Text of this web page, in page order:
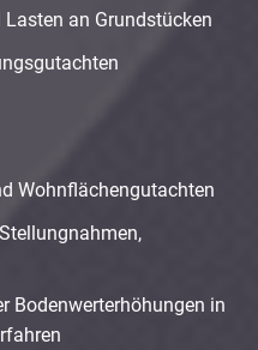
an Grundstücken
Wohnflächengutachten
Bodenwerterhöhungen in